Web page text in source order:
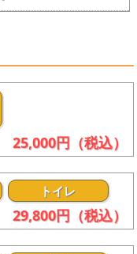
25,000円（税込）
トイレ
29,800円（税込）